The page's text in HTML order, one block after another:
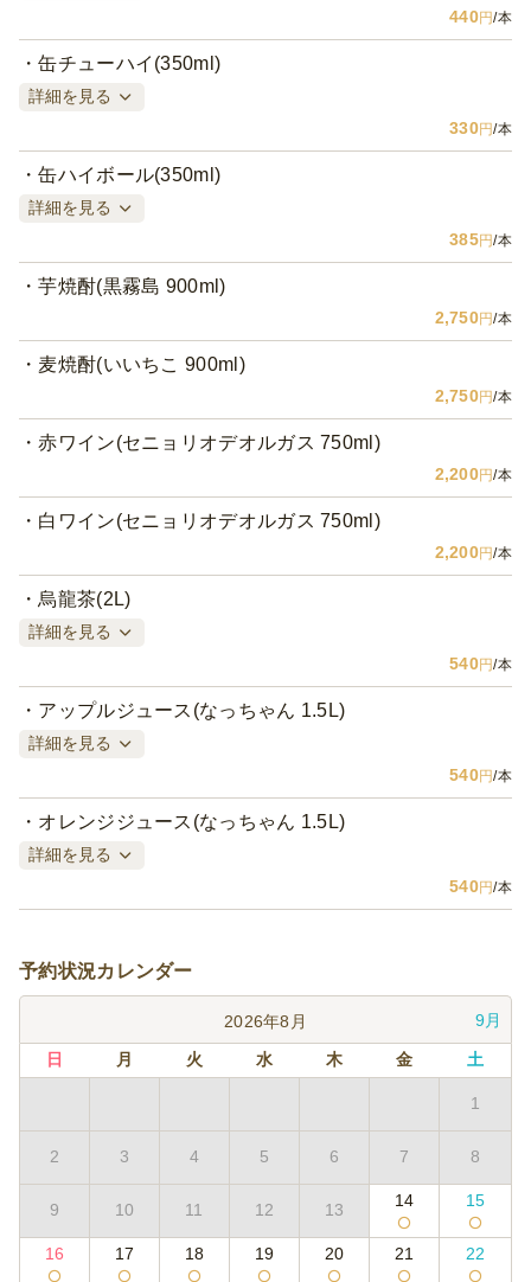
440円/本
缶チューハイ(350ml)
詳細を見る
330円/本
缶ハイボール(350ml)
詳細を見る
385円/本
芋焼酎(黒霧島 900ml)
2,750円/本
麦焼酎(いいちこ 900ml)
2,750円/本
赤ワイン(セニョリオデオルガス 750ml)
2,200円/本
白ワイン(セニョリオデオルガス 750ml)
2,200円/本
烏龍茶(2L)
詳細を見る
540円/本
アップルジュース(なっちゃん 1.5L)
詳細を見る
540円/本
オレンジジュース(なっちゃん 1.5L)
詳細を見る
540円/本
予約状況カレンダー
2026年8月 9月
日 月 火 水 木 金 土
1
2 3 4 5 6 7 8
9 10 11 12 13 14 15
16 17 18 19 20 21 22